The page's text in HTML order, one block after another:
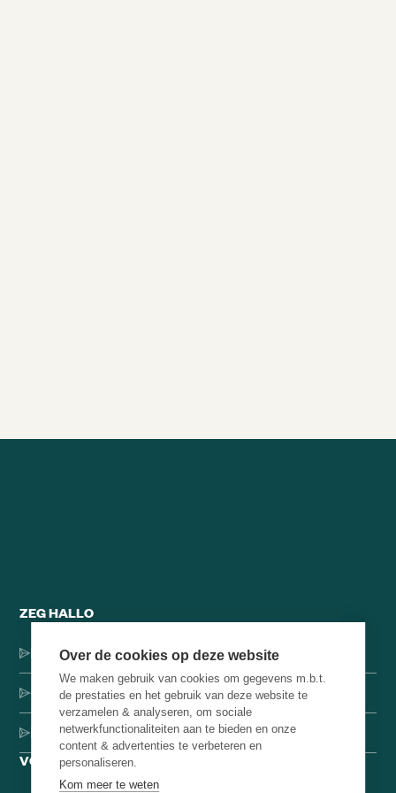
ZEG HALLO
Dorpsstraat 137, 1546 JH Jisp
+31 (0)75-4000071
hello@brainbakery.com
VOLG ONS
Over de cookies op deze website
We maken gebruik van cookies om gegevens m.b.t.
de prestaties en het gebruik van deze website te
verzamelen & analyseren, om sociale
netwerkfunctionaliteiten aan te bieden en onze
content & advertenties te verbeteren en
personaliseren.
Kom meer te weten